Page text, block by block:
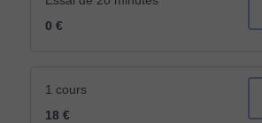
0 €
1 cours
18 €